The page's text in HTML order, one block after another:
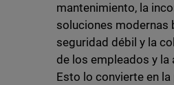
mantenimiento, la
soluciones modernas
seguridad débil y la
de los empleados y la
Esto lo convierte en